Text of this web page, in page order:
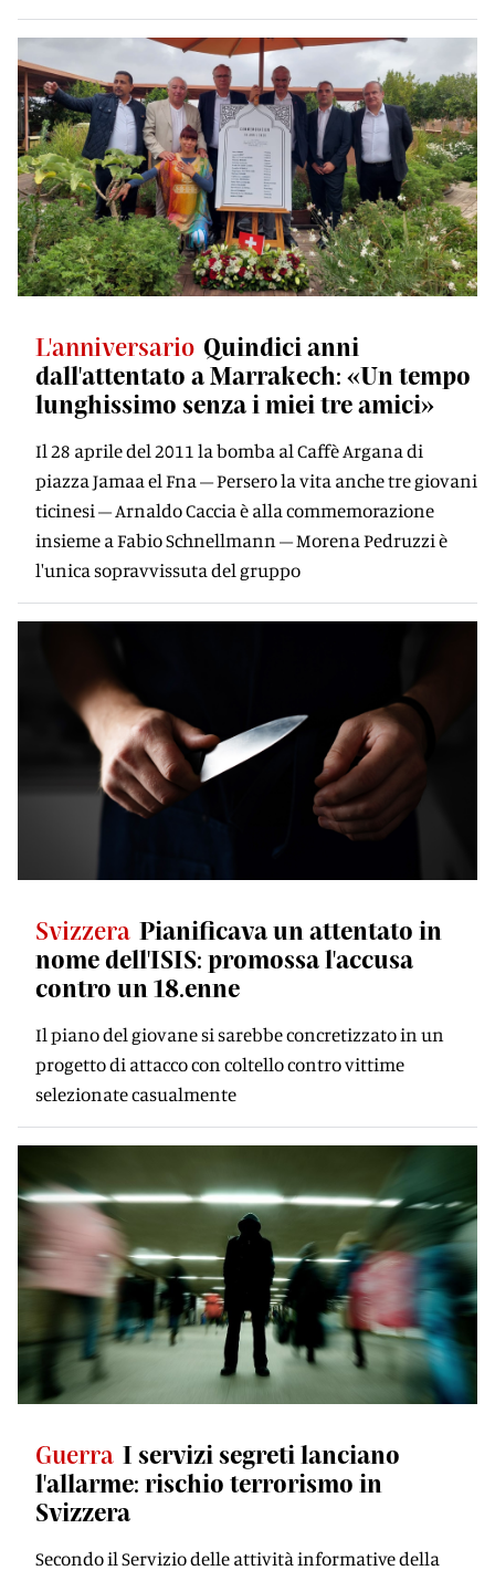
L'anniversario Quindici anni
dall'attentato a Marrakech: «Un tempo
lunghissimo senza i miei tre amici»
Il 28 aprile del 2011 la bomba al Caffè Argana di
piazza Jamaa el Fna – Persero la vita anche tre giovani
ticinesi – Arnaldo Caccia è alla commemorazione
insieme a Fabio Schnellmann – Morena Pedruzzi è
l'unica sopravvissuta del gruppo
Svizzera Pianificava un attentato in
nome dell'ISIS: promossa l'accusa
contro un 18.enne
Il piano del giovane si sarebbe concretizzato in un
progetto di attacco con coltello contro vittime
selezionate casualmente
Guerra I servizi segreti lanciano
l'allarme: rischio terrorismo in
Svizzera
Secondo il Servizio delle attività informative della